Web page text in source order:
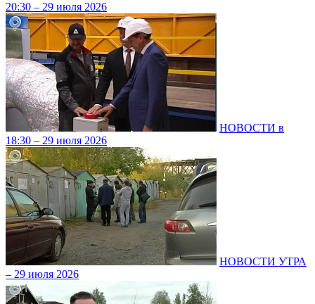
20:30 – 29 июля 2026
НОВОСТИ в
18:30 – 29 июля 2026
НОВОСТИ УТРА
– 29 июля 2026